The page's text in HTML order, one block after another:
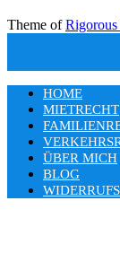
Theme ofRigorous
HOME
MIETRECHT
ÜBER MICH
BLOG